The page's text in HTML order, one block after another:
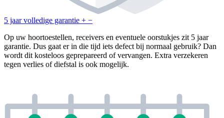
5 jaar volledige garantie + −
Op uw hoortoestellen, receivers en eventuele oorstukjes zit 5 jaar
garantie. Dus gaat er in die tijd iets defect bij normaal gebruik? Dan
wordt dit kosteloos geprepareerd of vervangen. Extra verzekeren
tegen verlies of diefstal is ook mogelijk.